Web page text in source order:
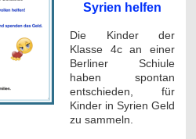
Syrien helfen
Die Kinder der
Klasse 4c an einer
Berliner Schiule
haben spontan
entschieden, für
Kinder in Syrien Geld
zu sammeln.